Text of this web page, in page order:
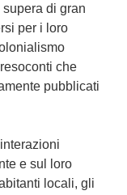
di gran
per i loro
che
pubblicati
e sul loro
locali, gli